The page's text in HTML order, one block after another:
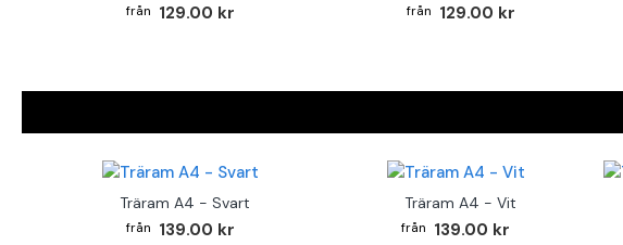
129.00 kr 129.00 kr
Träram A4 - Svart
139.00 kr
Träram A4 - Vit
139.00 kr